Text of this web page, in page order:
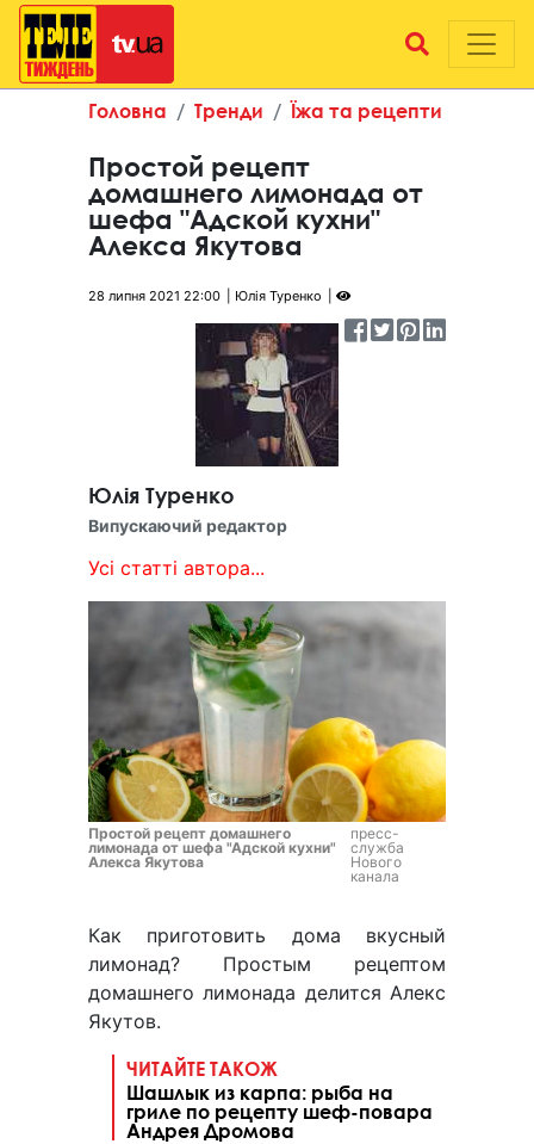
Головна Тренди Їжа та рецепти
Простой рецепт
домашнего лимонада от
шефа "Адской кухни"
Алекса Якутова
28 липня 2021 22:00 Юлія Туренко
Юлія Туренко
Випускаючий редактор
Усі статті автора...
Простой рецепт домашнего
лимонада от шефа "Адской кухни"
Алекса Якутова
пресс-
служба
Нового
канала
Как приготовить дома вкусный
лимонад? Простым рецептом
домашнего лимонада делится Алекс
Якутов.
ЧИТАЙТЕ ТАКОЖ
Шашлык из карпа: рыба на
гриле по рецепту шеф-повара
Андрея Дромова